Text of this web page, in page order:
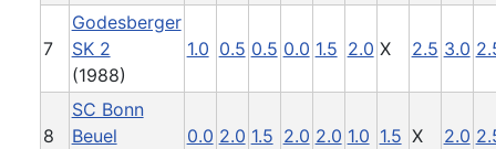
7
Godesberger
SK 2
(1988)
1.0 0.5 0.5 0.0 1.5 2.0 X 2.5 3.0
8
SC Bonn
Beuel
0.0 2.0 1.5 2.0 2.0 1.0 1.5 X 2.0